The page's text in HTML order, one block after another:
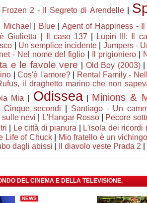
Frozen 2 - Il Segreto di Arendelle|
Michael Blue| Agent of Happiness -
Giulietta Il caso 137
Lupin III: Il
Un semplice incidente
Jumpers -
- Nel nome del figlio Il prigioniero
e le favole vere Old Boy (2003)|
|Cos'è l'amore?|
Rental Family -
il draghetto marino che non
Mia Odissea| Minions &
Cinque secondi
Santiago - Un
nevi
L'Hangar Rosso| Pecore
Le città di pianura
L'isola dei ricordi
Life of Chuck|
Mio fratello è un vichingo
dagli abissi
Il diavolo veste Prada 2
DEL CINEMA E DELLA TELEVISIONE.
NEWS